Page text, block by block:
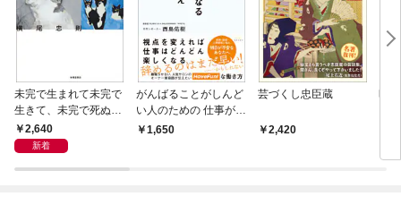
未完で生まれて未完で
生きて、未完で死ぬ
横尾忠則自伝
2,640
新着
がんばることがしんど
い人のための 仕事が楽
になる60のコツと答え
1,650
芸づくし忠臣蔵
2,420